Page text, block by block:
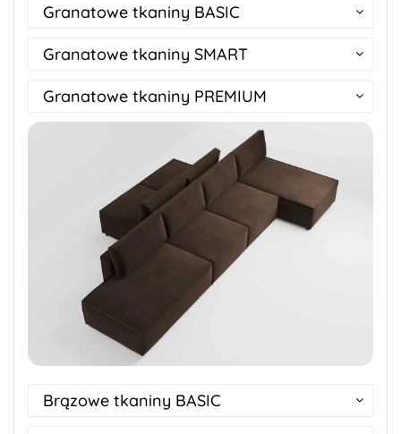
Granatowe tkaniny BASIC
Granatowe tkaniny SMART
Granatowe tkaniny PREMIUM
Brązowe tkaniny BASIC